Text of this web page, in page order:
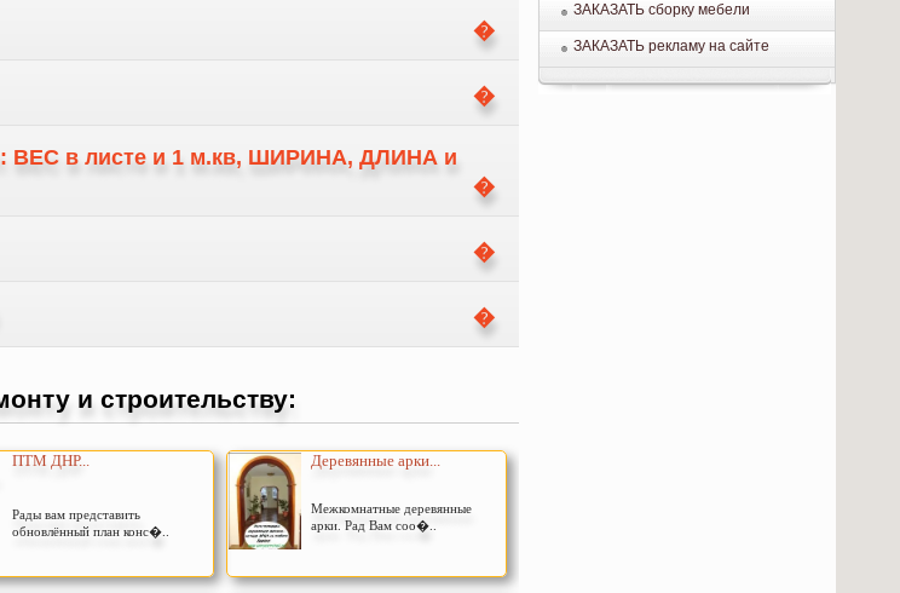
ВЕС в листе и 1 м.кв, ШИРИНА, ДЛИНА и
и строительству:
ПТМ ДНР...
Рады вам представить
обновлённый план конс�..
Деревянные арки...
Межкомнатные деревянные
арки. Рад Вам соо�..
ЗАКАЗАТЬ сборку мебели
ЗАКАЗАТЬ рекламу на сайте